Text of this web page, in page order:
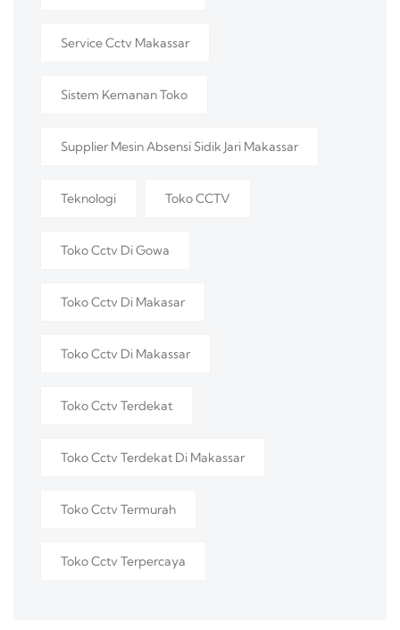
Service Cctv Makassar
Sistem Kemanan Toko
Supplier Mesin Absensi Sidik Jari Makassar
Teknologi Toko CCTV
Toko Cctv Di Gowa
Toko Cctv Di Makasar
Toko Cctv Di Makassar
Toko Cctv Terdekat
Toko Cctv Terdekat Di Makassar
Toko Cctv Termurah
Toko Cctv Terpercaya